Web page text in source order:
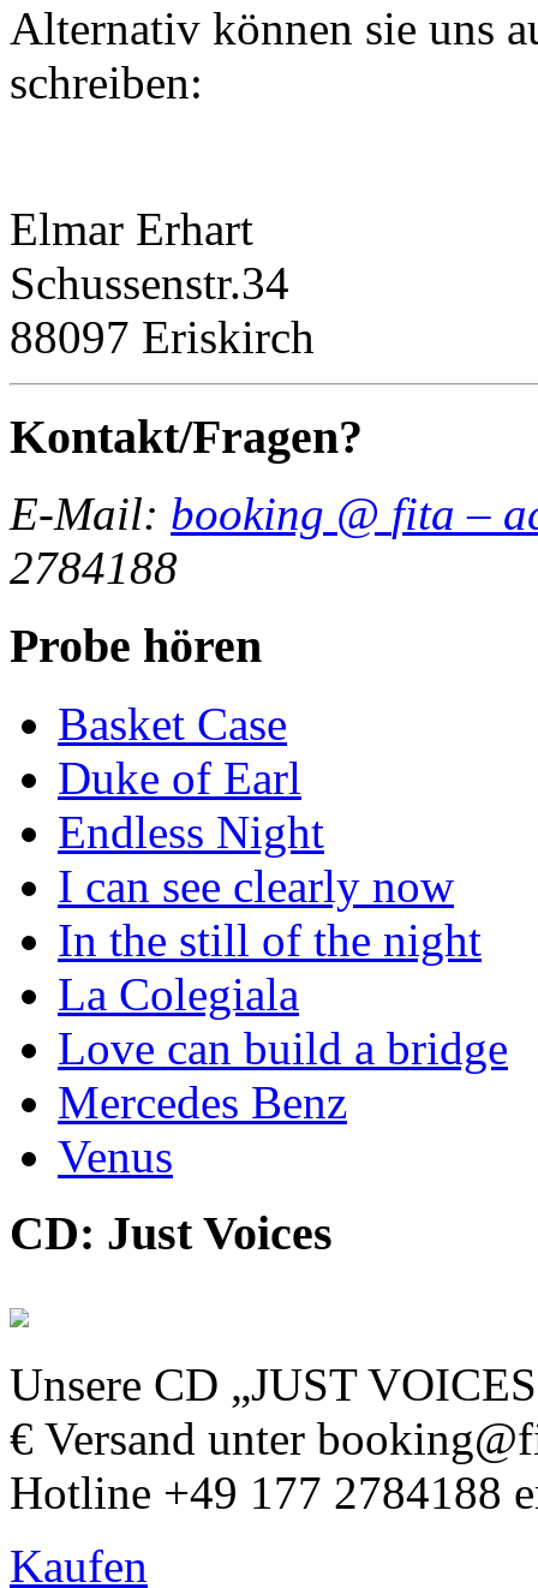
Alternativ können sie uns
schreiben:
Elmar Erhart
Schussenstr.34
88097 Eriskirch
Kontakt/Fragen?
E-Mail: booking @ fita –
2784188
Probe hören
Basket Case
Duke of Earl
Endless Night
I can see clearly now
In the still of the night
La Colegiala
Love can build a bridge
Mercedes Benz
Venus
CD: Just Voices
Unsere CD „JUST
€ Versand unter
Hotline +49 177 2784188
Kaufen